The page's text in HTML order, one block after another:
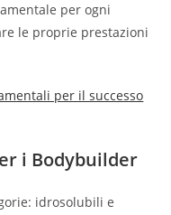
per ogni
le proprie prestazioni
per il successo
i Bodybuilder
idrosolubili e